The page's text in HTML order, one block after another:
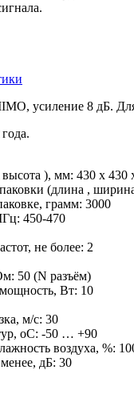
усиление 8 дБ.
), мм: 430 x 430
(длина ,
грамм: 3000
450-470
не более: 2
50 (N разъём)
Вт: 10
м/с: 30
оС: -50 … +90
воздуха, %:
дБ: 30